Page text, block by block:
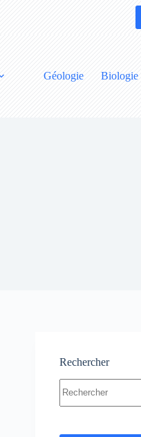
Géologie Biologie
Rechercher
résultat